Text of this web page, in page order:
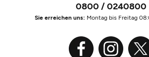
0800 / 0240800
Sie erreichen uns: Montag bis Freitag